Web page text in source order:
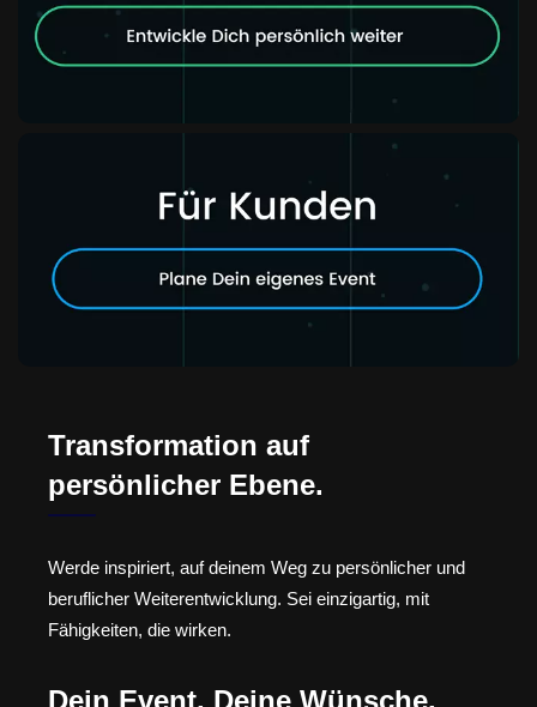
Transformation auf
persönlicher Ebene.
Werde inspiriert, auf deinem Weg zu persönlicher und
beruflicher Weiterentwicklung. Sei einzigartig, mit
Fähigkeiten, die wirken.
Dein Event, Deine Wünsche,